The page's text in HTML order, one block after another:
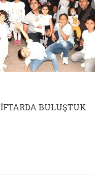
BULUŞTUK